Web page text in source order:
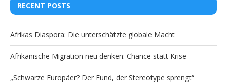
RECENT POSTS
Afrikas Diaspora: Die unterschätzte globale Macht
Afrikanische Migration neu denken: Chance statt Krise
„Schwarze Europäer? Der Fund, der Stereotype sprengt“